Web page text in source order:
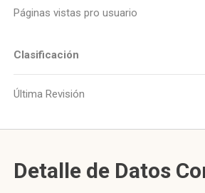
Páginas vistas pro usuario
Clasificación
Última Revisión
Detalle de Datos